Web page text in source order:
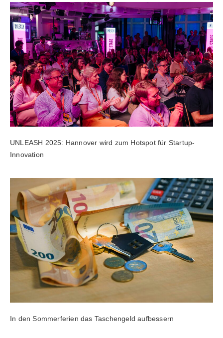
UNLEASH 2025: Hannover wird zum Hotspot für Startup-
Innovation
In den Sommerferien das Taschengeld aufbessern